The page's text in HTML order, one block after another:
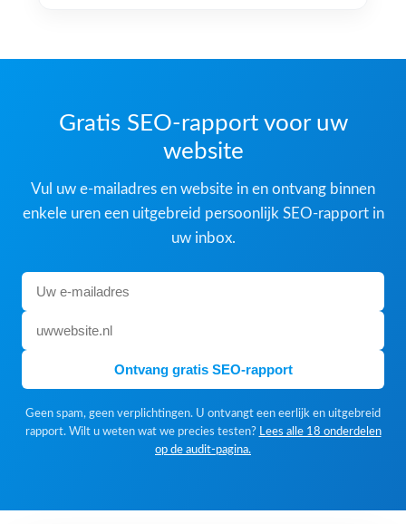
Gratis SEO-rapport voor uw
website
Vul uw e-mailadres en website in en ontvang binnen
enkele uren een uitgebreid persoonlijk SEO-rapport in
uw inbox.
Ontvang gratis SEO-rapport
Geen spam, geen verplichtingen. U ontvangt een eerlijk en uitgebreid
rapport. Wilt u weten wat we precies testen? Lees alle 18 onderdelen
op de audit-pagina.